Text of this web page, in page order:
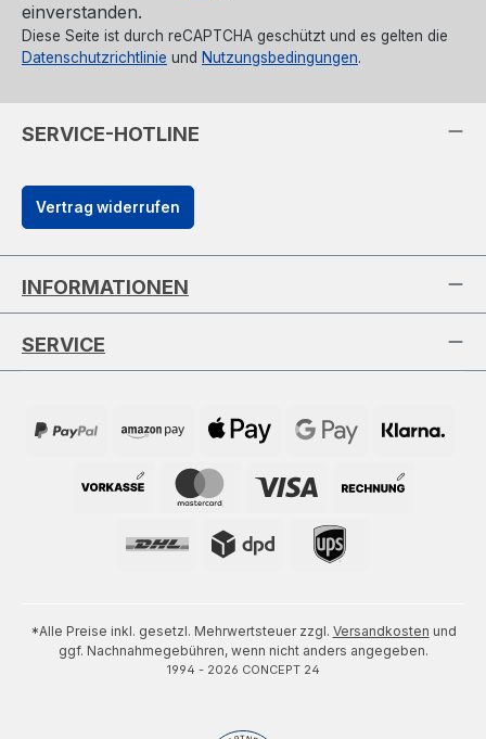
einverstanden.
Diese Seite ist durch reCAPTCHA geschützt und es gelten die
Datenschutzrichtlinie und Nutzungsbedingungen.
SERVICE-HOTLINE
Vertrag widerrufen
INFORMATIONEN
SERVICE
*Alle Preise inkl. gesetzl. Mehrwertsteuer zzgl. Versandkosten und
ggf. Nachnahmegebühren, wenn nicht anders angegeben.
1994 - 2026 CONCEPT 24